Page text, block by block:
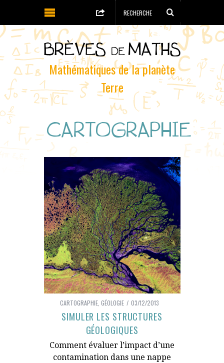
Mathématiques de la planète
Terre
CARTOGRAPHIE
CARTOGRAPHIE GÉOLOGIE 03/12/2013
SIMULER LES STRUCTURES
GÉOLOGIQUES
Comment évaluer l’impact d’une
contamination dans une nappe